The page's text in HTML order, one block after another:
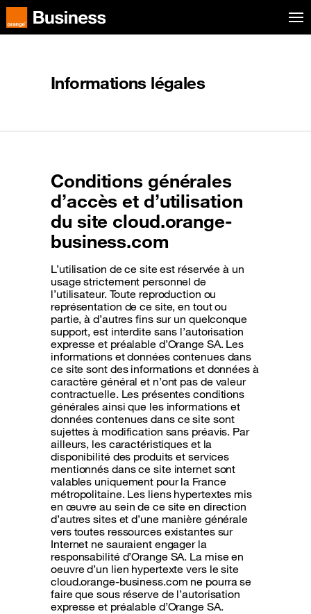
Aller au menu
Orange Business
Informations légales
Conditions générales
d’accès et d’utilisation
du site cloud.orange-
business.com
L’utilisation de ce site est réservée à un
usage strictement personnel de
l’utilisateur. Toute reproduction ou
représentation de ce site, en tout ou
partie, à d’autres fins sur un quelconque
support, est interdite sans l’autorisation
expresse et préalable d’Orange SA. Les
informations et données contenues dans
ce site sont des informations et données à
caractère général et n’ont pas de valeur
contractuelle. Les présentes conditions
générales ainsi que les informations et
données contenues dans ce site sont
sujettes à modification sans préavis. Par
ailleurs, les caractéristiques et la
disponibilité des produits et services
mentionnés dans ce site internet sont
valables uniquement pour la France
métropolitaine. Les liens hypertextes mis
en œuvre au sein de ce site en direction
d’autres sites et d’une manière générale
vers toutes ressources existantes sur
Internet ne sauraient engager la
responsabilité d’Orange SA. La mise en
oeuvre d’un lien hypertexte vers le site
cloud.orange-business.com ne pourra se
faire que sous réserve de l’autorisation
expresse et préalable d’Orange SA.